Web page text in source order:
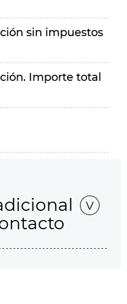
sin impuestos
Importe total